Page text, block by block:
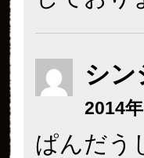
シン
2014
ぱんだう